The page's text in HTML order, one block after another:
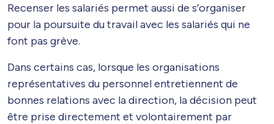
Recenser les salariés permet aussi de s’organiser
pour la poursuite du travail avec les salariés qui ne
font pas grève.
Dans certains cas, lorsque les organisations
représentatives du personnel entretiennent de
bonnes relations avec la direction, la décision peut
être prise directement et volontairement par